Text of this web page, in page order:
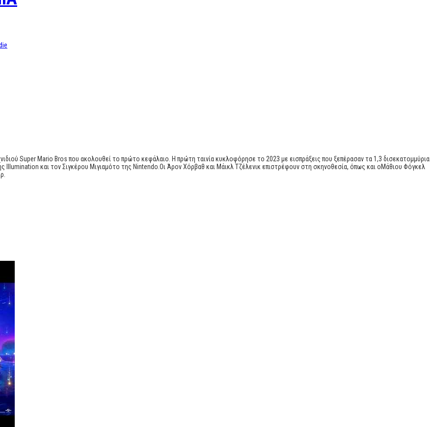
Super Mario Bros που ακολουθεί το πρώτο κεφάλαιο. Η πρώτη ταινία κυκλοφόρησε το 2023 με εισπράξεις που ξεπέρασαν τα 1,3 δισεκατομμύρια
Illumination και τον Σιγκέρου Μιγιαμότο της Nintendo.Οι Άρον Χόρβαθ και Μάικλ Τζέλενικ επιστρέφουν στη σκηνοθεσία, όπως και οΜάθιου Φόγκελ